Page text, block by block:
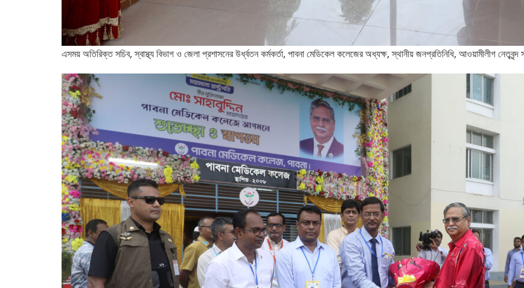
এসময় অতিরিক্ত সচিব, স্বাস্থ্য বিভাগ ও জেলা প্রশাসনের উর্ধ্বতন কর্মকর্তা, পাবনা মেডিকেল কলেজের অধ্যক্ষ, স্থানীয় জনপ্রতিনিধি, আওয়ামীলীগ